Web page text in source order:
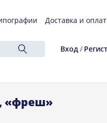
Доставка и
Вход/
«фреш»